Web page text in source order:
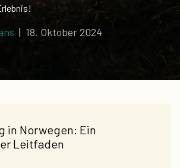
| 18. Oktober 2024
in Norwegen: Ein
Leitfaden